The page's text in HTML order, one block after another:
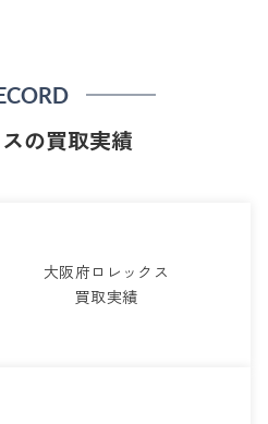
の買取実績
大阪府ロレックス
買取実績